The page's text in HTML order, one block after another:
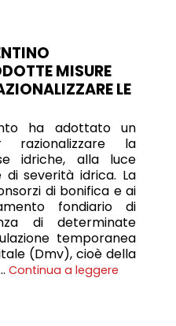
MISURE
LE
ha adottato un
razionalizzare la
idriche, alla luce
di severità idrica. La
di bonifica e ai
fondiario di
di determinate
temporanea
(Dmv), cioè della
Continua a leggere